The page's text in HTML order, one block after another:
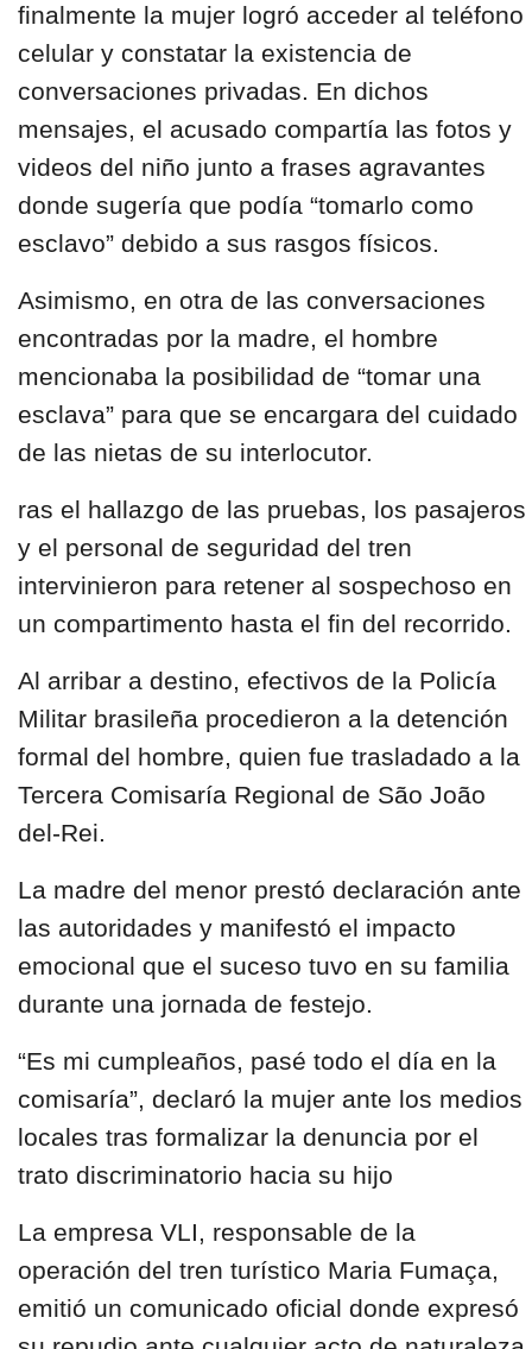
finalmente la mujer logró acceder al teléfono
celular y constatar la existencia de
conversaciones privadas. En dichos
mensajes, el acusado compartía las fotos y
videos del niño junto a frases agravantes
donde sugería que podía “tomarlo como
esclavo” debido a sus rasgos físicos.
Asimismo, en otra de las conversaciones
encontradas por la madre, el hombre
mencionaba la posibilidad de “tomar una
esclava” para que se encargara del cuidado
de las nietas de su interlocutor.
ras el hallazgo de las pruebas, los pasajeros
y el personal de seguridad del tren
intervinieron para retener al sospechoso en
un compartimento hasta el fin del recorrido.
Al arribar a destino, efectivos de la Policía
Militar brasileña procedieron a la detención
formal del hombre, quien fue trasladado a la
Tercera Comisaría Regional de São João
del-Rei.
La madre del menor prestó declaración ante
las autoridades y manifestó el impacto
emocional que el suceso tuvo en su familia
durante una jornada de festejo.
“Es mi cumpleaños, pasé todo el día en la
comisaría”, declaró la mujer ante los medios
locales tras formalizar la denuncia por el
trato discriminatorio hacia su hijo
La empresa VLI, responsable de la
operación del tren turístico Maria Fumaça,
emitió un comunicado oficial donde expresó